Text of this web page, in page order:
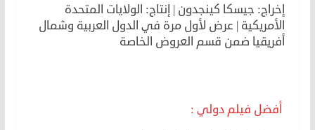
إخراج: جيسكا كينجدون | إنتاج: الولايات المتحدة
الأمريكية | عرض لأول مرة في الدول العربية وشمال
أفريقيا ضمن قسم العروض الخاصة
أفضل فيلم دولي :